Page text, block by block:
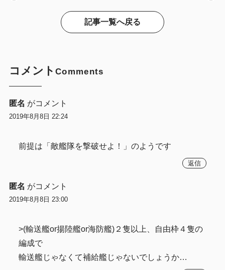
記事一覧へ戻る
コメント Comments
匿名 がコメント
2019年8月8日 22:24
前提は「敵艦隊を撃破せよ！」のようです
返信
匿名 がコメント
2019年8月8日 23:00
>(輸送艦or揚陸艦or海防艦)２隻以上、自由枠４隻の
編成で
輸送艦じゃなくて補給艦じゃないでしょうか…